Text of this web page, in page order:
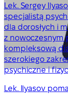
Lek. Sergey
specjalistą
dla dorosłych i
z nowoczesnym
kompleksową
szerokiego
psychiczne i
Lek. Ilyasov